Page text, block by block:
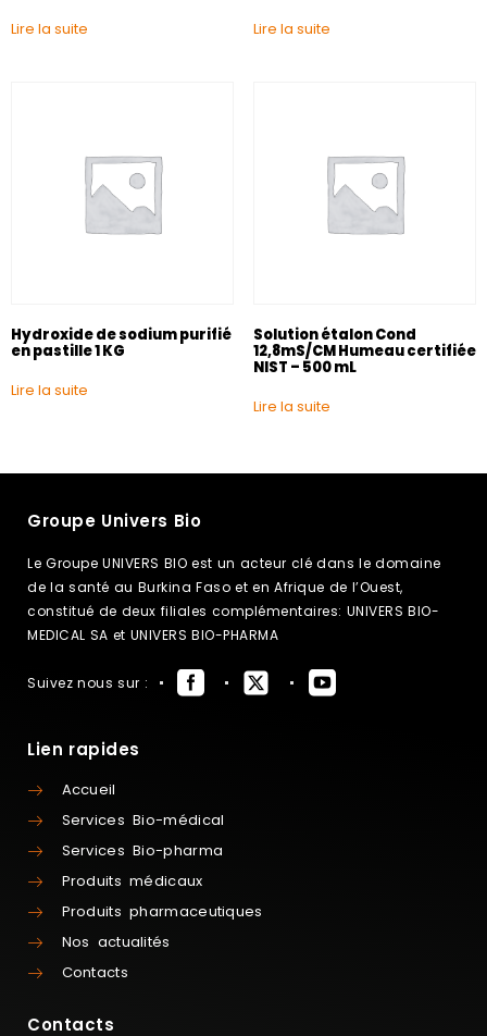
Lire la suite
Lire la suite
Hydroxide de sodium purifié
en pastille 1 KG
Lire la suite
Solution étalon Cond
12,8mS/CM Humeau certifiée
NIST – 500 mL
Lire la suite
Groupe Univers Bio
Le Groupe UNIVERS BIO est un acteur clé dans le domaine
de la santé au Burkina Faso et en Afrique de l’Ouest,
constitué de deux filiales complémentaires: UNIVERS BIO-
MEDICAL SA et UNIVERS BIO-PHARMA
Suivez nous sur :
Lien rapides
Accueil
Services Bio-médical
Services Bio-pharma
Produits médicaux
Produits pharmaceutiques
Nos actualités
Contacts
Contacts